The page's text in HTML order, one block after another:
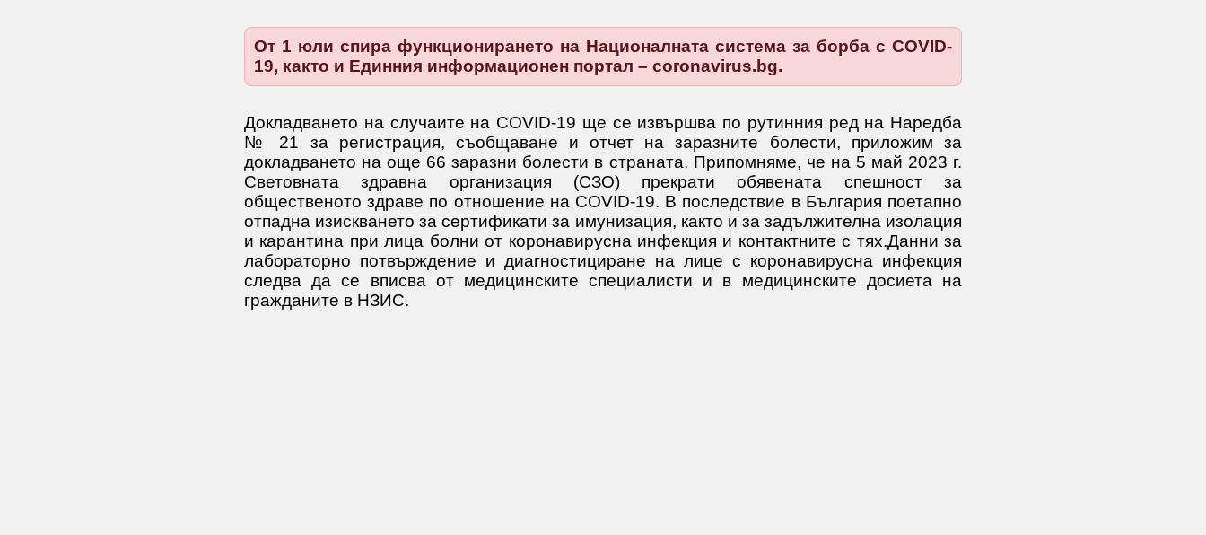
От 1 юли спира функционирането на Националната система за борба с COVID-
19, както и Единния информационен портал – coronavirus.bg.
Докладването на случаите на COVID-19 ще се извършва по рутинния ред на Наредба
№ 21 за регистрация, съобщаване и отчет на заразните болести, приложим за
докладването на още 66 заразни болести в страната. Припомняме, че на 5 май 2023 г.
Световната здравна организация (СЗО) прекрати обявената спешност за
общественото здраве по отношение на COVID-19. В последствие в България поетапно
отпадна изискването за сертификати за имунизация, както и за задължителна изолация
и карантина при лица болни от коронавирусна инфекция и контактните с тях.Данни за
лабораторно потвърждение и диагностициране на лице с коронавирусна инфекция
следва да се вписва от медицинските специалисти и в медицинските досиета на
гражданите в НЗИС.